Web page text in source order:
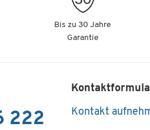
Bis zu 30 Jahre
Garantie
222 Kontakt